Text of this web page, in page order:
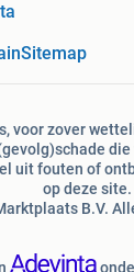
Sitemap
voor zover
uit fouten of
op deze site.
B.V.